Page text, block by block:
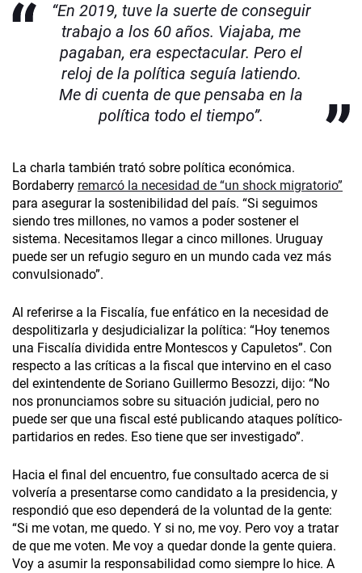
“En 2019, tuve la suerte de conseguir
trabajo a los 60 años. Viajaba, me
pagaban, era espectacular. Pero el
reloj de la política seguía latiendo.
Me di cuenta de que pensaba en la
política todo el tiempo”.
La charla también trató sobre política económica.
Bordaberry remarcó la necesidad de “un shock migratorio”
para asegurar la sostenibilidad del país. “Si seguimos
siendo tres millones, no vamos a poder sostener el
sistema. Necesitamos llegar a cinco millones. Uruguay
puede ser un refugio seguro en un mundo cada vez más
convulsionado”.
Al referirse a la Fiscalía, fue enfático en la necesidad de
despolitizarla y desjudicializar la política: “Hoy tenemos
una Fiscalía dividida entre Montescos y Capuletos”. Con
respecto a las críticas a la fiscal que intervino en el caso
del exintendente de Soriano Guillermo Besozzi, dijo: “No
nos pronunciamos sobre su situación judicial, pero no
puede ser que una fiscal esté publicando ataques político-
partidarios en redes. Eso tiene que ser investigado”.
Hacia el final del encuentro, fue consultado acerca de si
volvería a presentarse como candidato a la presidencia, y
respondió que eso dependerá de la voluntad de la gente:
“Si me votan, me quedo. Y si no, me voy. Pero voy a tratar
de que me voten. Me voy a quedar donde la gente quiera.
Voy a asumir la responsabilidad como siempre lo hice. A